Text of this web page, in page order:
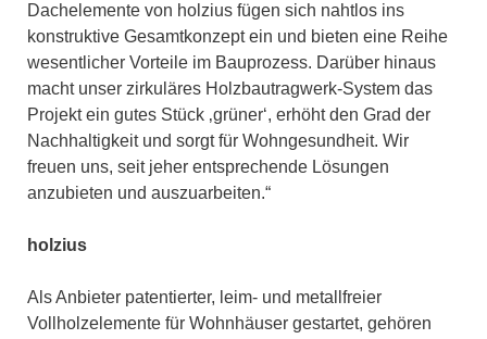
Dachelemente von holzius fügen sich nahtlos ins
konstruktive Gesamtkonzept ein und bieten eine Reihe
wesentlicher Vorteile im Bauprozess. Darüber hinaus
macht unser zirkuläres Holzbautragwerk-System das
Projekt ein gutes Stück ‚grüner‘, erhöht den Grad der
Nachhaltigkeit und sorgt für Wohngesundheit. Wir
freuen uns, seit jeher entsprechende Lösungen
anzubieten und auszuarbeiten.“
holzius
Als Anbieter patentierter, leim- und metallfreier
Vollholzelemente für Wohnhäuser gestartet, gehören